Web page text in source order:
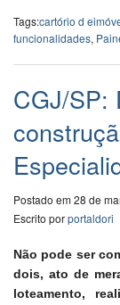
Tags:cartório d
funcionalidades,
CGJ/SP:
Postado em 28 de
Escrito porportaldori
Não pode ser
dois, ato de
loteamento,